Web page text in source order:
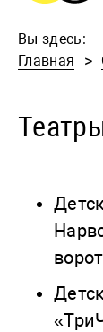
Вы здесь:
Главная